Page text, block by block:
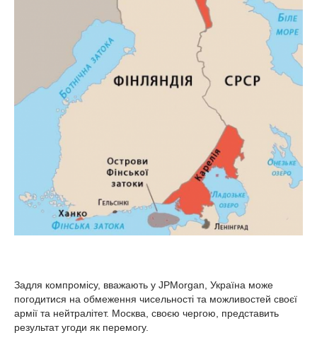
Задля компромісу, вважають у JPMorgan, Україна може
погодитися на обмеження чисельності та можливостей своєї
армії та нейтралітет. Москва, своєю чергою, представить
результат угоди як перемогу.